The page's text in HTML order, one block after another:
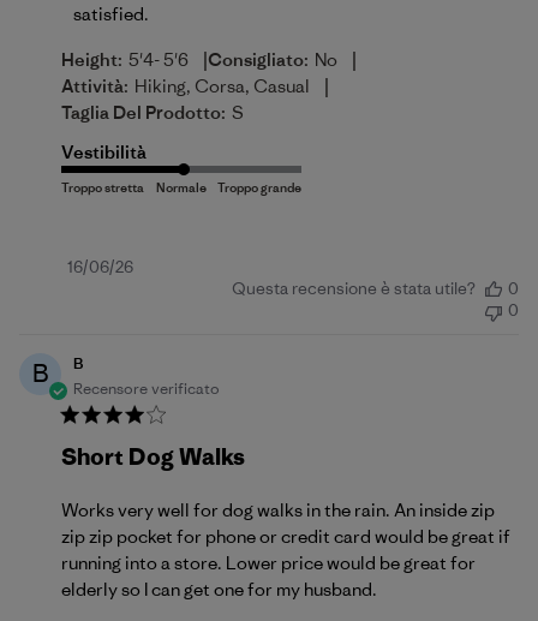
satisfied.
Height: 5'4- 5'6 |Consigliato: No |
Attività: Hiking, Corsa, Casual |
Taglia Del Prodotto: S
Vestibilità
Data
16/06/26
Questa recensione è stata utile?
0
0
B
B
Recensore verificato
Short Dog Walks
Works very well for dog walks in the rain. An inside zip
zip zip pocket for phone or credit card would be great if
running into a store. Lower price would be great for
elderly so I can get one for my husband.